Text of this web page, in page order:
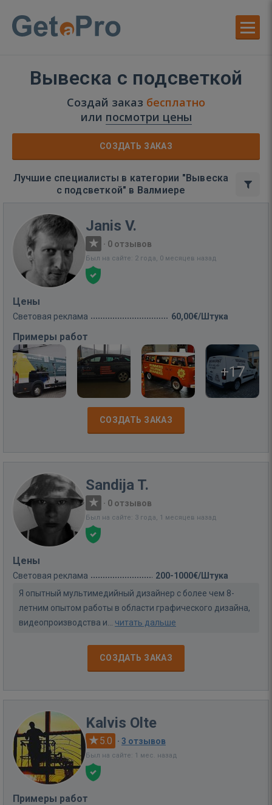
Вывеска с подсветкой
Создай заказ бесплатно
или посмотри цены
СОЗДАТЬ ЗАКАЗ
Лучшие специалисты в категории "Вывеска
с подсветкой" в Валмиере
Janis V.
· 0 отзывов
Был на сайте: 2 года, 0 месяцев назад
Цены
Световая реклама 60,00€/Штука
Примеры работ
+17
СОЗДАТЬ ЗАКАЗ
Sandija T.
· 0 отзывов
Был на сайте: 3 года, 1 месяцев назад
Цены
Световая реклама
200-1000€/Штука
Я опытный мультимедийный дизайнер с более чем 8-
летним опытом работы в области графического дизайна,
видеопроизводства и... читать дальше
СОЗДАТЬ ЗАКАЗ
Kalvis Olte
5.0 · 3 отзывов
Был на сайте: 1 мес. назад
Примеры работ